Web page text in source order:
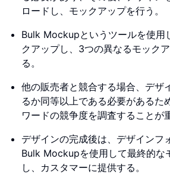
ロードし、モックアップを行う。
Bulk Mockupというツールを使用
クアップし、3つの異なるモック
る。
他の販売者と競合する場合、デザ
るか同等以上である必要があるた
ワードの競争度を調査することが
デザインの完成後は、デザインフ
Bulk Mockupを使用して最終的な
し、カスタマーに提供する。